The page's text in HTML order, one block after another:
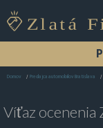
Domov Predajca automobilov Bratislava
Víťaz ocenenia